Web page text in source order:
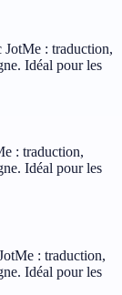
JotMe : traduction,
Idéal pour les
: traduction,
Idéal pour les
: traduction,
Idéal pour les